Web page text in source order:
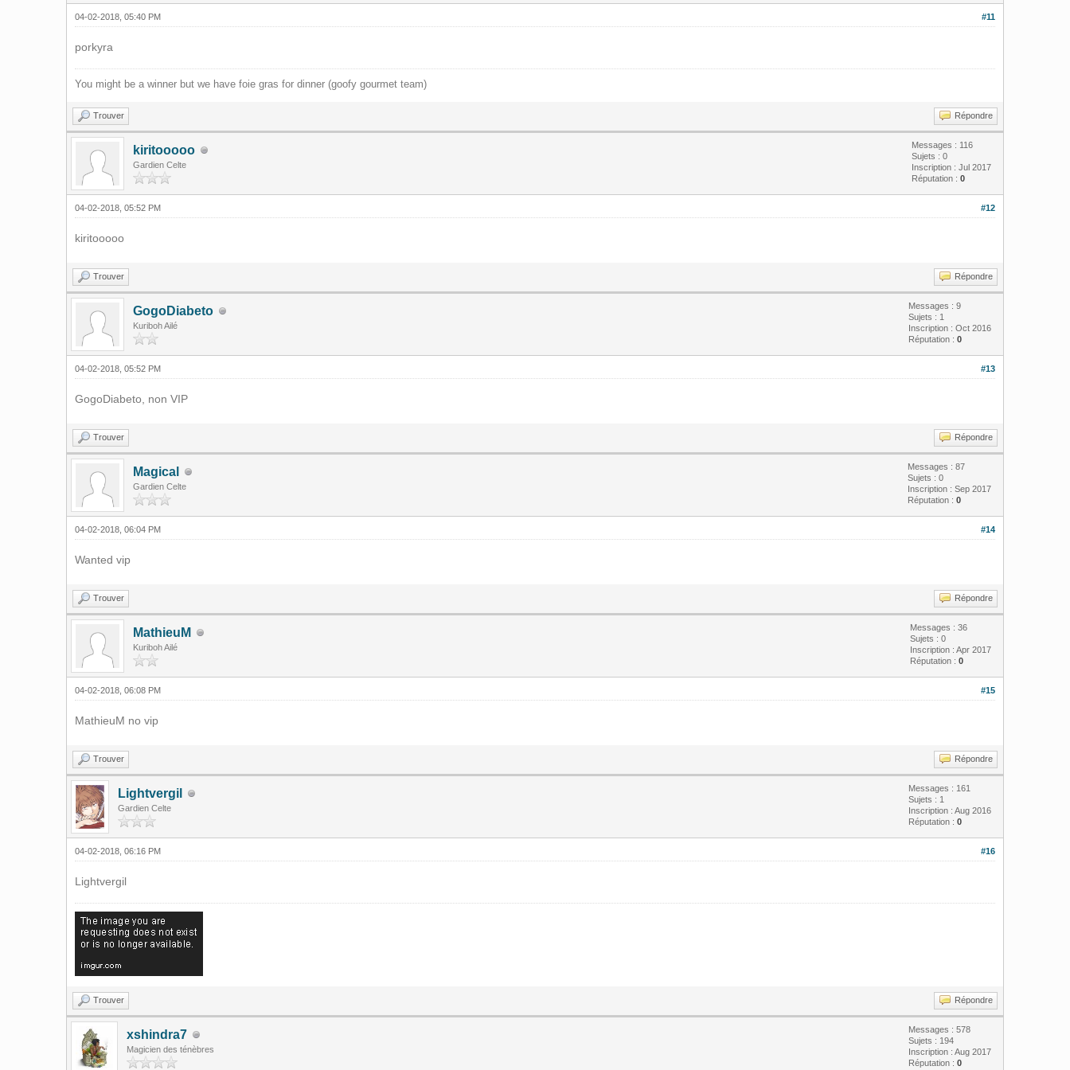
#11
04-02-2018, 05:40 PM
porkyra
You might be a winner but we have foie gras for dinner (goofy gourmet team)
Trouver Répondre
kiritooooo
Gardien Celte
Messages : 116
Sujets : 0
Inscription : Jul 2017
Réputation : 0
#12
04-02-2018, 05:52 PM
kiritooooo
Trouver Répondre
GogoDiabeto
Kuriboh Ailé
Messages : 9
Sujets : 1
Inscription : Oct 2016
Réputation : 0
#13
04-02-2018, 05:52 PM
GogoDiabeto, non VIP
Trouver Répondre
Magical
Gardien Celte
Messages : 87
Sujets : 0
Inscription : Sep 2017
Réputation : 0
#14
04-02-2018, 06:04 PM
Wanted vip
Trouver Répondre
MathieuM
Kuriboh Ailé
Messages : 36
Sujets : 0
Inscription : Apr 2017
Réputation : 0
#15
04-02-2018, 06:08 PM
MathieuM no vip
Trouver Répondre
Lightvergil
Gardien Celte
Messages : 161
Sujets : 1
Inscription : Aug 2016
Réputation : 0
#16
04-02-2018, 06:16 PM
Lightvergil
Trouver Répondre
xshindra7
Magicien des ténèbres
Messages : 578
Sujets : 194
Inscription : Aug 2017
Réputation : 0